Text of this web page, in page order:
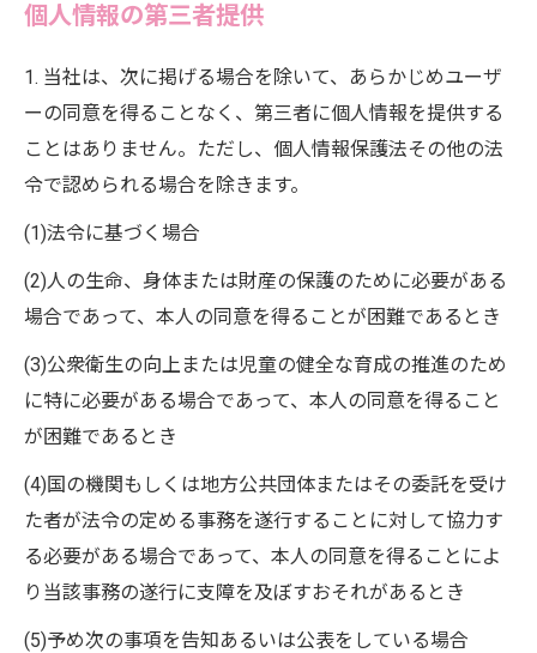
個人情報の第三者提供
1. 当社は、次に掲げる場合を除いて、あらかじめユーザ
ーの同意を得ることなく、第三者に個人情報を提供する
ことはありません。ただし、個人情報保護法その他の法
令で認められる場合を除きます。
(1)法令に基づく場合
(2)人の生命、身体または財産の保護のために必要がある
場合であって、本人の同意を得ることが困難であるとき
(3)公衆衛生の向上または児童の健全な育成の推進のため
に特に必要がある場合であって、本人の同意を得ること
が困難であるとき
(4)国の機関もしくは地方公共団体またはその委託を受け
た者が法令の定める事務を遂行することに対して協力す
る必要がある場合であって、本人の同意を得ることによ
り当該事務の遂行に支障を及ぼすおそれがあるとき
(5)予め次の事項を告知あるいは公表をしている場合